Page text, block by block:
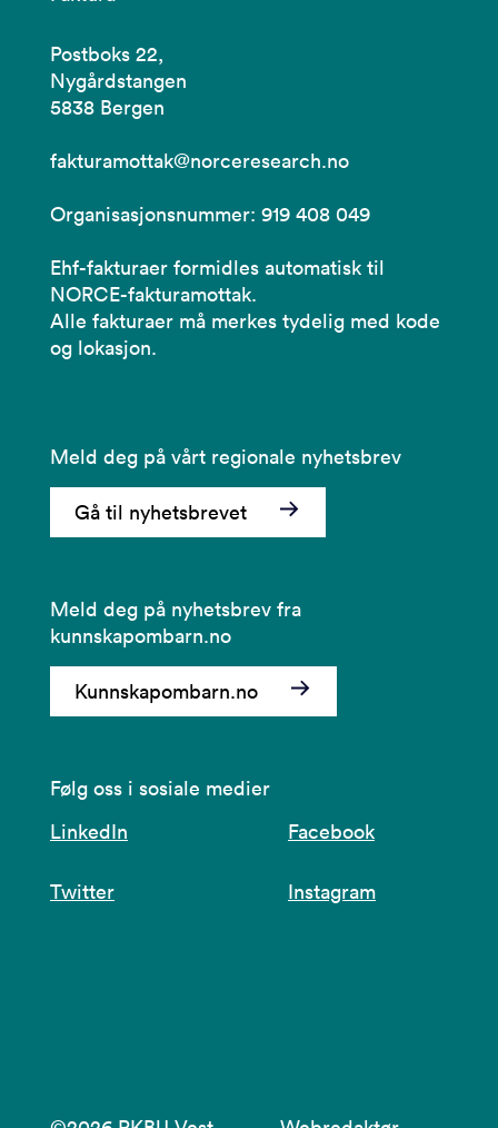
Postboks 22,
Nygårdstangen
5838 Bergen
fakturamottak@norceresearch.no
Organisasjonsnummer: 919 408 049
Ehf-fakturaer formidles automatisk til
NORCE-fakturamottak.
Alle fakturaer må merkes tydelig med kode
og lokasjon.
Meld deg på vårt regionale nyhetsbrev
Gå til nyhetsbrevet
Meld deg på nyhetsbrev fra
kunnskapombarn.no
Kunnskapombarn.no
Følg oss i sosiale medier
LinkedIn
Facebook
Twitter Instagram